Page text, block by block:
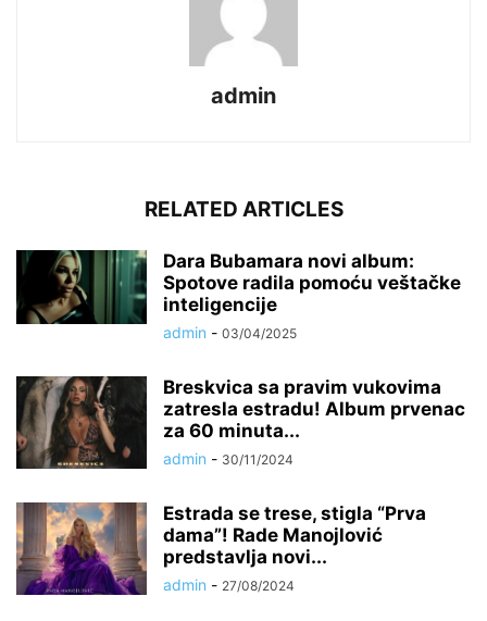
admin
RELATED ARTICLES
Dara Bubamara novi album:
Spotove radila pomoću veštačke
inteligencije
admin - 03/04/2025
Breskvica sa pravim vukovima
zatresla estradu! Album prvenac
za 60 minuta...
admin - 30/11/2024
Estrada se trese, stigla “Prva
dama”! Rade Manojlović
predstavlja novi...
admin - 27/08/2024